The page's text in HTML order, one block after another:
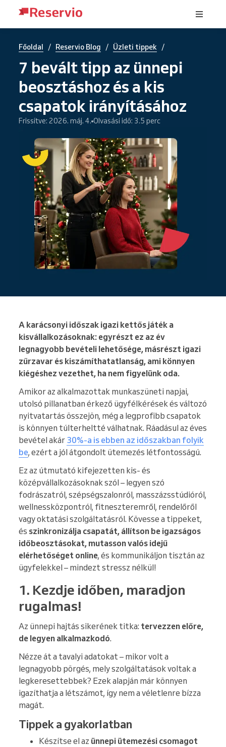
Főoldal / Reservio Blog / Üzleti tippek /
7 bevált tipp az ünnepi
beosztáshoz és a kis
csapatok irányításához
Frissítve: 2026. máj. 4. Olvasási idő: 3.5 perc
A karácsonyi időszak igazi kettős játék a
kisvállalkozásoknak: egyrészt ez az év
legnagyobb bevételi lehetősége, másrészt igazi
zűrzavar és kiszámíthatatlanság, ami könnyen
kiégéshez vezethet, ha nem figyelünk oda.
Amikor az alkalmazottak munkaszüneti napjai,
utolsó pillanatban érkező ügyfélkérések és változó
nyitvatartás összejön, még a legprofibb csapatok
is könnyen túlterheltté válhatnak. Ráadásul az éves
bevétel akár 30%-a is ebben az időszakban folyik
be, ezért a jól átgondolt ütemezés létfontosságú.
Ez az útmutató kifejezetten kis- és
középvállalkozásoknak szól – legyen szó
fodrászatról, szépségszalonról, masszázsstúdióról,
wellnessközpontról, fitneszteremről, rendelőről
vagy oktatási szolgáltatásról. Kövesse a tippeket,
és szinkronizálja csapatát, állítson be igazságos
időbeosztásokat, mutasson valós idejű
elérhetőséget online, és kommunikáljon tisztán az
ügyfelekkel – mindezt stressz nélkül!
1. Kezdje időben, maradjon
rugalmas!
Az ünnepi hajtás sikerének titka: tervezzen előre,
de legyen alkalmazkodó.
Nézze át a tavalyi adatokat – mikor volt a
legnagyobb pörgés, mely szolgáltatások voltak a
legkeresettebbek? Ezek alapján már könnyen
igazíthatja a létszámot, így nem a véletlenre bízza
magát.
Tippek a gyakorlatban
Készítse el az ünnepi ütemezési csomagot